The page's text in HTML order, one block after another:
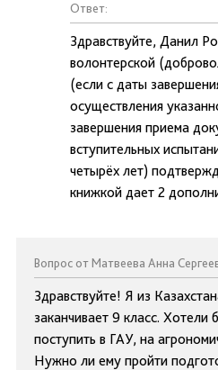
Ответ:
Здравствуйте, Данил
волонтерской
(если с даты
осуществления
завершения приема
вступительных
четырёх лет)
книжкой дает 2
Вопрос от Матвеева Анна
Здравствуйте! Я из
заканчивает 9 класс. Хотели
поступить в ГАУ, на
Нужно ли ему пройти